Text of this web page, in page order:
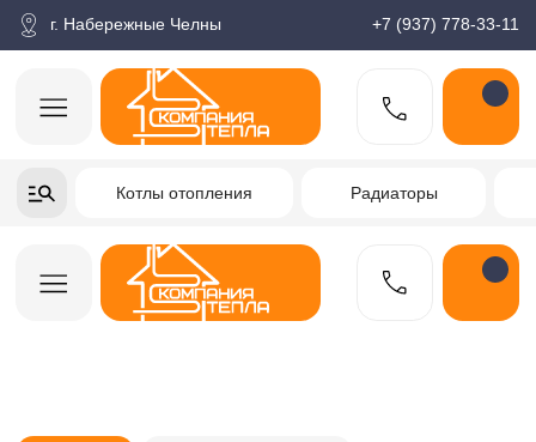
г. Набережные Челны
Котлы отопления Радиаторы Водонагреватели
+7-937-778-33-11